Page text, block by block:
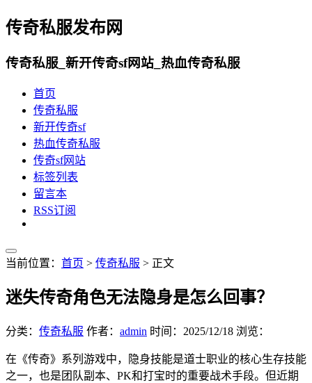
传奇私服发布网
传奇私服_新开传奇sf网站_热血传奇私服
首页
传奇私服
新开传奇sf
热血传奇私服
传奇sf网站
标签列表
留言本
RSS订阅
当前位置： 首页 > 传奇私服 > 正文
迷失传奇角色无法隐身是怎么回事？
分类： 传奇私服 作者： admin 时间： 2025/12/18 浏览：
在《传奇》系列游戏中，隐身技能是道士职业的核心生存技能
之一，也是团队副本、PK和打宝时的重要战术手段。但近期